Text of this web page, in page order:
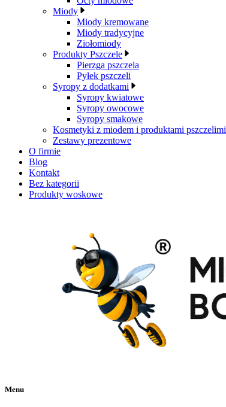
Miody
Miody kremowane
Miody tradycyjne
Ziołomiody
Produkty Pszczele
Pierzga pszczela
Pyłek pszczeli
Syropy z dodatkami
Syropy kwiatowe
Syropy owocowe
Syropy smakowe
Kosmetyki z miodem i produktami pszczelimi
Zestawy prezentowe
O firmie
Blog
Kontakt
Bez kategorii
Produkty woskowe
Menu